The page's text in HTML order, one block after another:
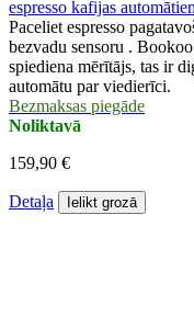
espresso kafijas
Paceliet espresso
bezvadu sensoru .
spiediena mērītājs, tas ir
automātu par viedierīci.
Bezmaksas piegāde
Noliktavā
159,90 €
Detaļa Ielikt grozā